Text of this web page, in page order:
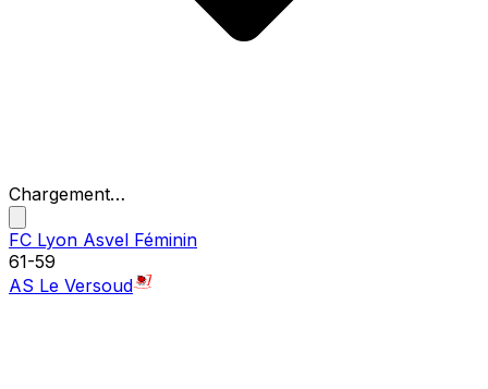
Chargement…
FC Lyon Asvel Féminin
61-59
AS Le Versoud